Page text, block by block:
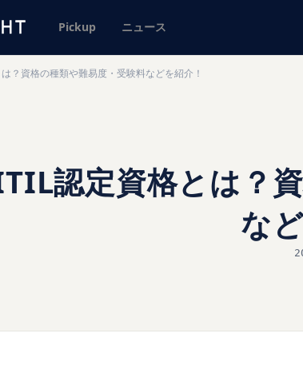
Pickup ニュース
？資格の種類や難易度・受験料などを紹介！
認定資格とは？
な